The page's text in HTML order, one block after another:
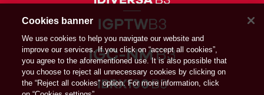
Cookies banner
We use cookies to help you navigate our website and
improve our services. If you click on “accept all cookies”,
you agree to the aforementioned use. It is also possible that
you choose to reject all unnecessary cookies by clicking on
the “Reject all cookies” option. For more information, click